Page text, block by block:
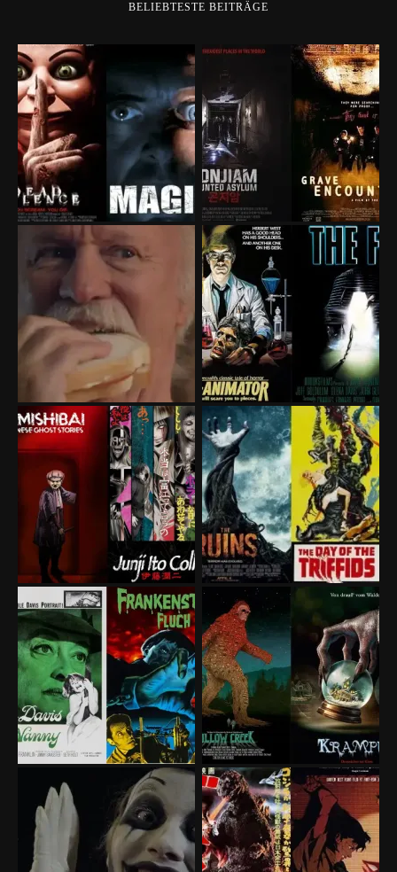
BELIEBTESTE BEITRÄGE